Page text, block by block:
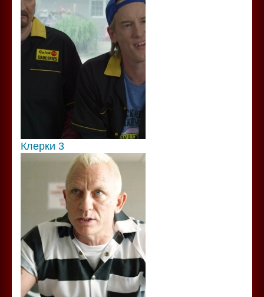
Клерки 3